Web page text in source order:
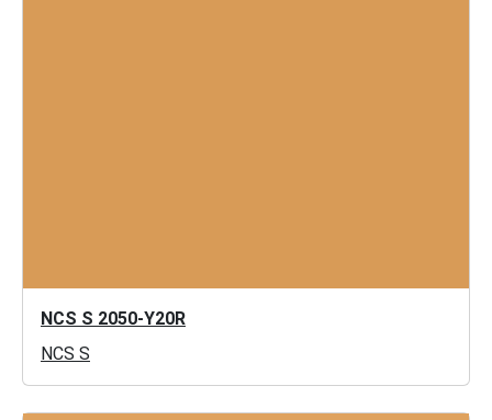
NCS S 2050-Y20R
NCS S